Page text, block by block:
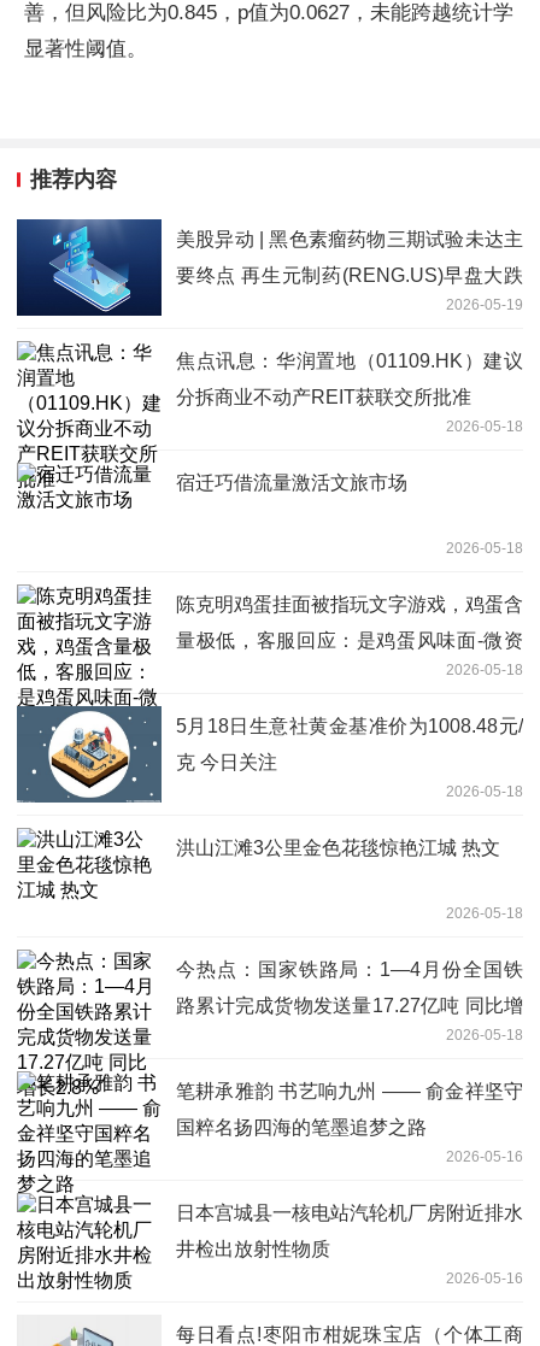
善，但风险比为0.845，p值为0.0627，未能跨越统计学
显著性阈值。
推荐内容
美股异动 | 黑色素瘤药物三期试验未达主
要终点 再生元制药(RENG.US)早盘大跌
2026-05-19
焦点讯息：华润置地（01109.HK）建议
分拆商业不动产REIT获联交所批准
2026-05-18
宿迁巧借流量激活文旅市场
2026-05-18
陈克明鸡蛋挂面被指玩文字游戏，鸡蛋含
量极低，客服回应：是鸡蛋风味面-微资
2026-05-18
5月18日生意社黄金基准价为1008.48元/
克 今日关注
2026-05-18
洪山江滩3公里金色花毯惊艳江城 热文
2026-05-18
今热点：国家铁路局：1—4月份全国铁
路累计完成货物发送量17.27亿吨 同比增
2026-05-18
笔耕承雅韵 书艺响九州 —— 俞金祥坚守
国粹名扬四海的笔墨追梦之路
2026-05-16
日本宫城县一核电站汽轮机厂房附近排水
井检出放射性物质
2026-05-16
每日看点!枣阳市柑妮珠宝店（个体工商